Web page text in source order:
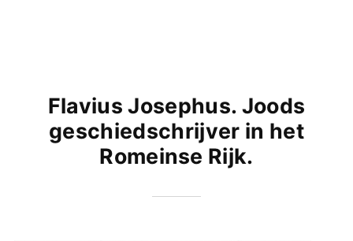
Flavius Josephus. Joods
geschiedschrijver in het
Romeinse Rijk.